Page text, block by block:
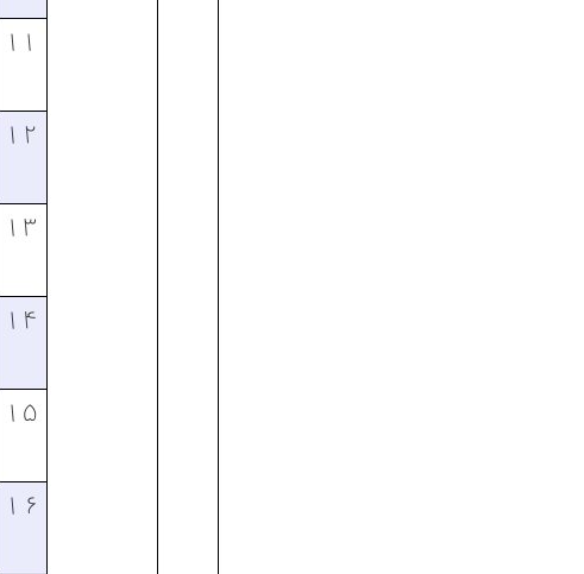
۱۱
۱۲
۱۳
۱۴
۱۵
۱۶